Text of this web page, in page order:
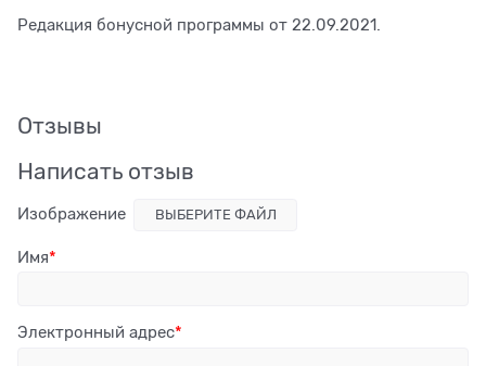
Редакция бонусной программы от 22.09.2021.
Отзывы
Написать отзыв
Изображение ВЫБЕРИТЕ ФАЙЛ
Имя
Электронный адрес